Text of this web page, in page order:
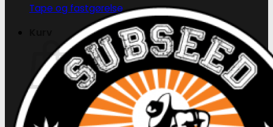
Tape og fastgørelse
Ingen produkter i kurven.